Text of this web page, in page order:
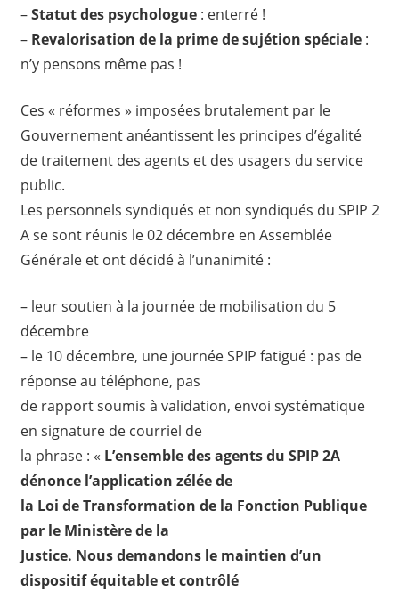
–Statut des psychologue: enterré !
– Revalorisation de la prime de sujétion spéciale:
n’y pensons même pas !
Ces « réformes » imposées brutalement par le
Gouvernement anéantissent les principes d’égalité
de traitement des agents et des usagers du service
public.
Les personnels syndiqués et non syndiqués du SPIP 2
A se sont réunis le 02 décembre en Assemblée
Générale et ont décidé à l’unanimité :
– leur soutien à la journée de mobilisation du 5
décembre
– le 10 décembre, une journée SPIP fatigué : pas de
réponse au téléphone, pas
de rapport soumis à validation, envoi systématique
en signature de courriel de
la phrase : « L’ensemble des agents du SPIP 2A
dénonce l’application zélée de
la Loi de Transformation de la Fonction Publique
par le Ministère de la
Justice. Nous demandons le maintien d’un
dispositif équitable et contrôlé